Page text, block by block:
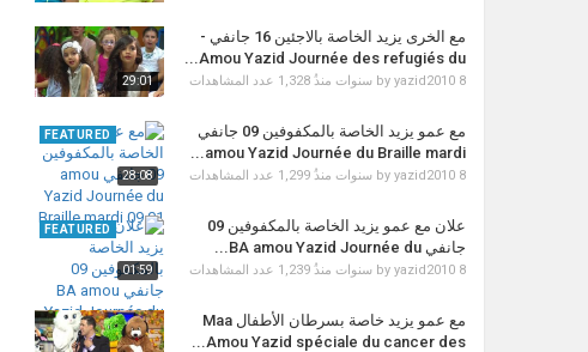
29:01
مع الخرى يزيد الخاصة بالاجئين 16 جانفي -
Amou Yazid Journée des refugiés du...
by yazid2010 8 سنوات منذُ 1,328 عدد المشاهدات
28:08
FEATURED
مع عمو يزيد الخاصة بالمكفوفين 09 جانفي
amou Yazid Journée du Braille mardi...
by yazid2010 8 سنوات منذُ 1,299 عدد المشاهدات
01:59
FEATURED
علان مع عمو يزيد الخاصة بالمكفوفين 09
جانفي BA amou Yazid Journée du...
by yazid2010 8 سنوات منذُ 1,239 عدد المشاهدات
مع عمو يزيد خاصة بسرطان الأطفال Maa
Amou Yazid spéciale du cancer des...